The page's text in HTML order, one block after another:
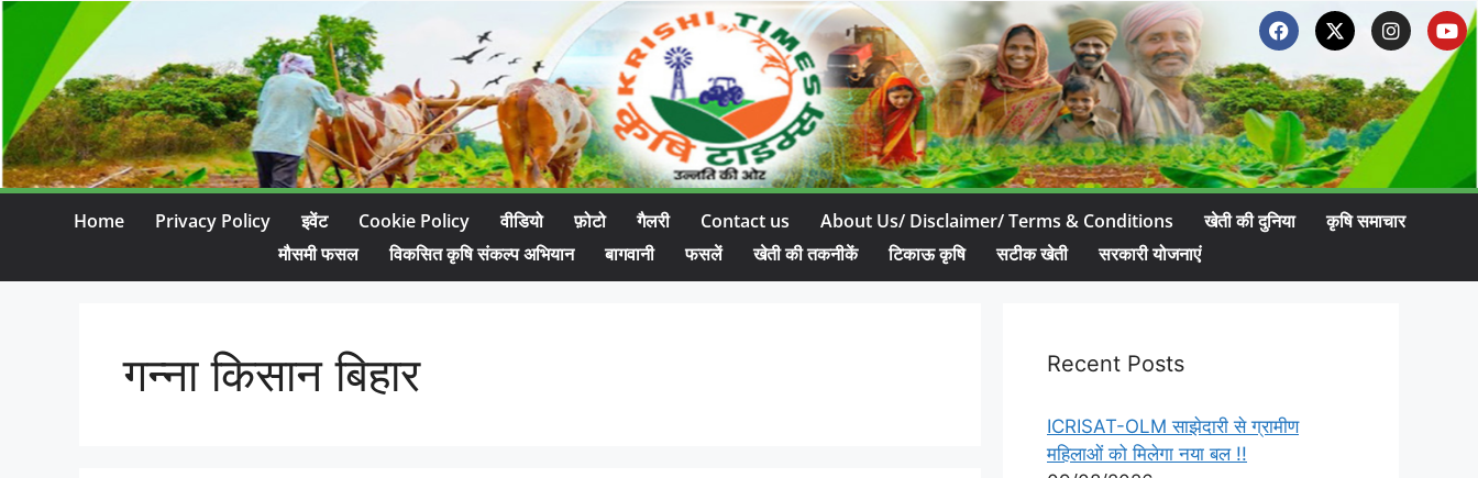
Home Privacy Policy इवेंट Cookie Policy वीडियो फ़ोटो गैलरी Contact us About Us/ Disclaimer/ Terms & Conditions खेती की दुनिया
कृषि समाचार
मौसमी फसल
विकसित कृषि संकल्प अभियान बागवानी फसलें खेती की तकनीकें टिकाऊ कृषि सटीक खेती सरकारी योजनाएं
गन्ना किसान बिहार Recent Posts
ICRISAT-OLM साझेदारी से ग्रामीण
महिलाओं को मिलेगा नया बल !!